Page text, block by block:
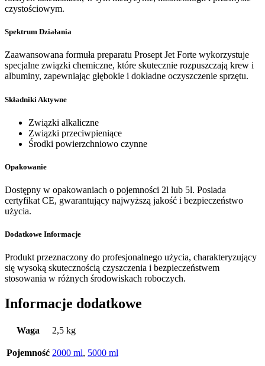
czystościowym.
Spektrum Działania
Zaawansowana formuła preparatu Prosept Jet Forte wykorzystuje
specjalne związki chemiczne, które skutecznie rozpuszczają krew i
albuminy, zapewniając głębokie i dokładne oczyszczenie sprzętu.
Składniki Aktywne
Związki alkaliczne
Związki przeciwpieniące
Środki powierzchniowo czynne
Opakowanie
Dostępny w opakowaniach o pojemności 2l lub 5l. Posiada
certyfikat CE, gwarantujący najwyższą jakość i bezpieczeństwo
użycia.
Dodatkowe Informacje
Produkt przeznaczony do profesjonalnego użycia, charakteryzujący
się wysoką skutecznością czyszczenia i bezpieczeństwem
stosowania w różnych środowiskach roboczych.
Informacje dodatkowe
Waga 2,5 kg
Pojemność 2000 ml, 5000 ml